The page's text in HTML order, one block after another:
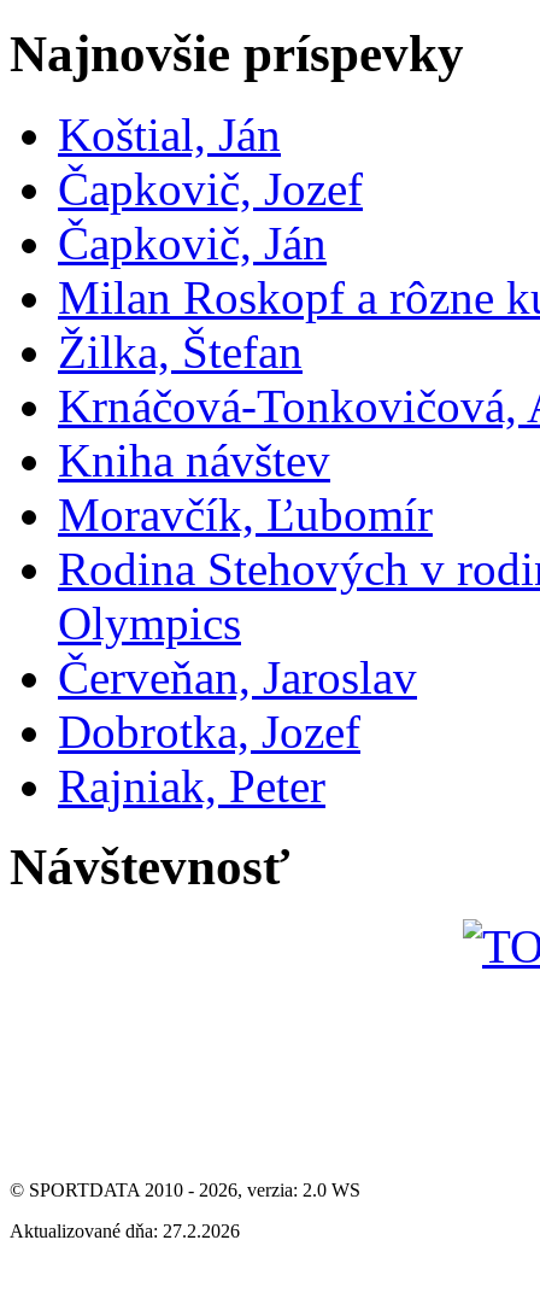
Najnovšie príspevky
Koštial, Ján
Čapkovič, Jozef
Čapkovič, Ján
Milan Roskopf a rôzne
Žilka, Štefan
Krnáčová-Tonkovičová,
Kniha návštev
Moravčík, Ľubomír
Rodina Stehových v
Olympics
Červeňan, Jaroslav
Dobrotka, Jozef
Rajniak, Peter
Návštevnosť
© SPORTDATA 2010 - 2026, verzia: 2.0 WS
Aktualizované dňa: 27.2.2026